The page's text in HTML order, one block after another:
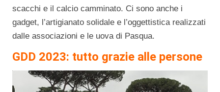
scacchi e il calcio camminato. Ci sono anche i
gadget, l’artigianato solidale e l’oggettistica realizzati
dalle associazioni e le uova di Pasqua.
GDD 2023: tutto grazie alle persone